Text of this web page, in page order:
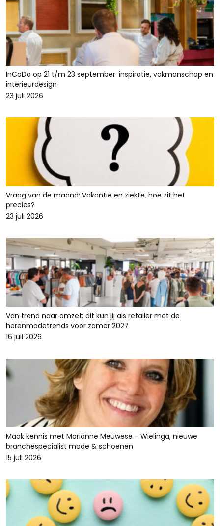
InCoDa op 21 t/m 23 september: inspiratie, vakmanschap en
interieurdesign
23 juli 2026
Vraag van de maand: Vakantie en ziekte, hoe zit het
precies?
23 juli 2026
Van trend naar omzet: dit kun jij als retailer met de
herenmodetrends voor zomer 2027
16 juli 2026
Maak kennis met Marianne Meuwese - Wielinga, nieuwe
branchespecialist mode & schoenen
15 juli 2026